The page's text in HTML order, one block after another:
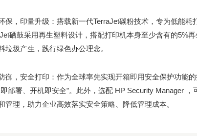
保，印量升级：搭载新一代TerraJet碳粉技术，专为低能耗
硒鼓采用再生塑料设计，搭配打印机本身至少含有的5%
垃圾产生，践行绿色办公理念。
御，安全打印：作为全球率先实现开箱即用安全保护功能
即部署、开机即安全”。此外，选配 HP Security Manager
管理，助力企业高效落实安全策略、降低管理成本。